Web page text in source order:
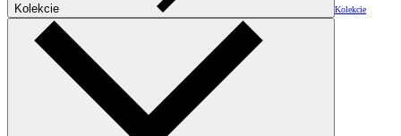
Kolekcie Kolekcie